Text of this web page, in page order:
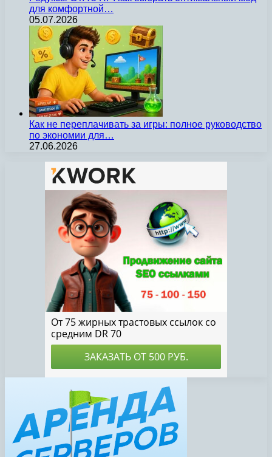
для комфортной…
05.07.2026
Как не переплачивать за игры: полное руководство
по экономии для…
27.06.2026